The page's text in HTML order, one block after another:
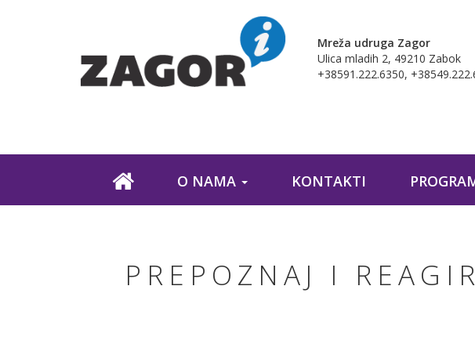
Mreža udruga Zagor
Ulica mladih 2, 49210 Zabok
+38591.222.6350,
O NAMA KONTAKTI
PREPOZNAJ I